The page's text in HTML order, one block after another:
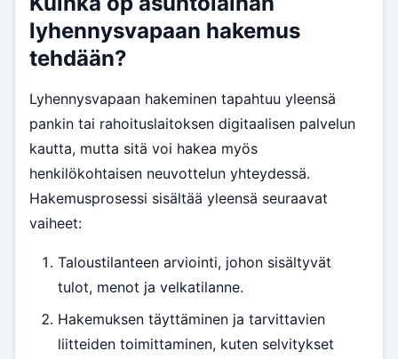
lyhennysvapaan hakemus
tehdään?
Lyhennysvapaan hakeminen tapahtuu yleensä
pankin tai rahoituslaitoksen digitaalisen palvelun
kautta, mutta sitä voi hakea myös
henkilökohtaisen neuvottelun yhteydessä.
Hakemusprosessi sisältää yleensä seuraavat
vaiheet:
Taloustilanteen arviointi, johon sisältyvät
tulot, menot ja velkatilanne.
Hakemuksen täyttäminen ja tarvittavien
liitteiden toimittaminen, kuten selvitykset